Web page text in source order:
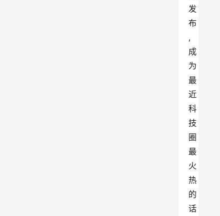
发
布
,
成
为
最
近
科
技
圈
最
火
热
的
话